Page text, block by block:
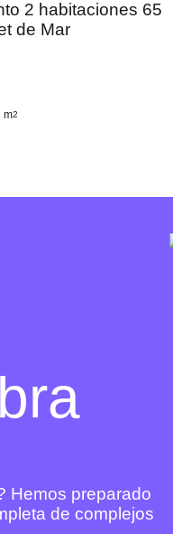
2 habitaciones 65
de Mar
m2
Hemos preparado
de complejos